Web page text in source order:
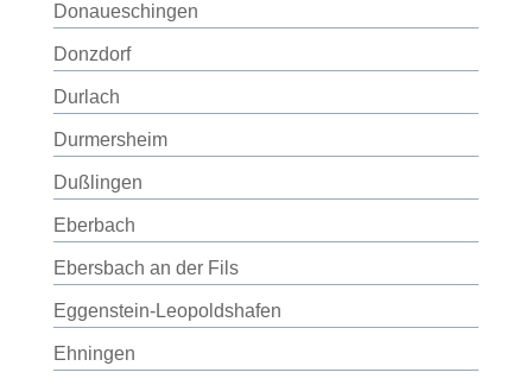
Donaueschingen
Donzdorf
Durlach
Durmersheim
Dußlingen
Eberbach
Ebersbach an der Fils
Eggenstein-Leopoldshafen
Ehningen